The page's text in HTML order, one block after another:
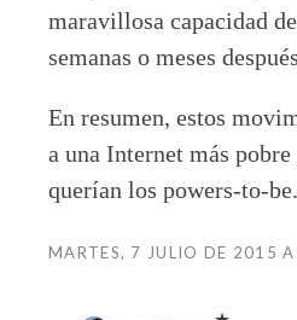
maravillosa capacidad
semanas o meses
En resumen, estos
a una Internet más
querían los powers-to-be.
MARTES, 7 JULIO DE 2015